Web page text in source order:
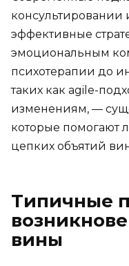
консультировании
эффективные
эмоциональным
психотерапии до
таких как agile-
изменениям, —
которые помогают
цепких объятий
Типичные
вины